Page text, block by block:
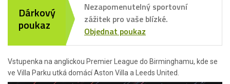
Vstupenka na anglickou Premier League do Birminghamu, kde se
ve Villa Parku utká domácí Aston Villa a Leeds United.
Dárkový
poukaz
Nezapomenutelný sportovní
zážitek pro vaše blízké.
Objednat poukaz